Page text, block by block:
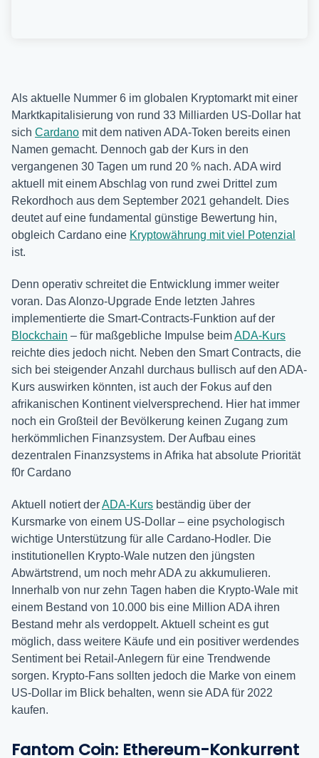
Als aktuelle Nummer 6 im globalen Kryptomarkt mit einer
Marktkapitalisierung von rund 33 Milliarden US-Dollar hat
sich Cardano mit dem nativen ADA-Token bereits einen
Namen gemacht. Dennoch gab der Kurs in den
vergangenen 30 Tagen um rund 20 % nach. ADA wird
aktuell mit einem Abschlag von rund zwei Drittel zum
Rekordhoch aus dem September 2021 gehandelt. Dies
deutet auf eine fundamental günstige Bewertung hin,
obgleich Cardano eine Kryptowährung mit viel Potenzial
ist.
Denn operativ schreitet die Entwicklung immer weiter
voran. Das Alonzo-Upgrade Ende letzten Jahres
implementierte die Smart-Contracts-Funktion auf der
Blockchain – für maßgebliche Impulse beimADA-Kurs
reichte dies jedoch nicht. Neben den Smart Contracts, die
sich bei steigender Anzahl durchaus bullisch auf den ADA-
Kurs auswirken könnten, ist auch der Fokus auf den
afrikanischen Kontinent vielversprechend. Hier hat immer
noch ein Großteil der Bevölkerung keinen Zugang zum
herkömmlichen Finanzsystem. Der Aufbau eines
dezentralen Finanzsystems in Afrika hat absolute Priorität
f0r Cardano
Aktuell notiert derADA-Kurs beständig über der
Kursmarke von einem US-Dollar – eine psychologisch
wichtige Unterstützung für alle Cardano-Hodler. Die
institutionellen Krypto-Wale nutzen den jüngsten
Abwärtstrend, um noch mehr ADA zu akkumulieren.
Innerhalb von nur zehn Tagen haben die Krypto-Wale mit
einem Bestand von 10.000 bis eine Million ADA ihren
Bestand mehr als verdoppelt. Aktuell scheint es gut
möglich, dass weitere Käufe und ein positiver werdendes
Sentiment bei Retail-Anlegern für eine Trendwende
sorgen. Krypto-Fans sollten jedoch die Marke von einem
US-Dollar im Blick behalten, wenn sie ADA für 2022
kaufen.
Fantom Coin: Ethereum-Konkurrent